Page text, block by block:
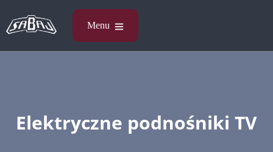
Elektryczne podnośniki TV